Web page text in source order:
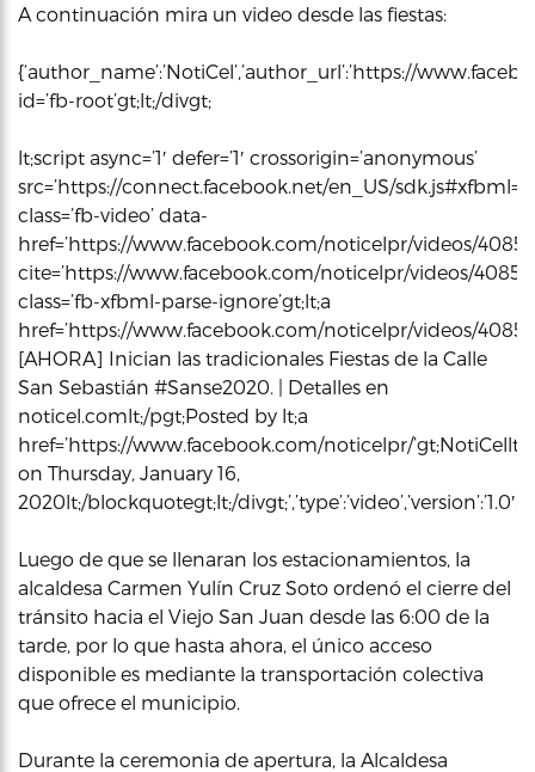
A continuación mira un video desde las fiestas:
{‘author_name’:’NotiCel’,’author_url’:’https://
id=’fb-root’gt;lt;/divgt;
lt;script async=’1′ defer=’1′ crossorigin=’anonymous’
src=’https://connect.facebook.net/en_US/
class=’fb-video’ data-
href=’https://www.facebook.com/noticelpr/videos/
cite=’https://www.facebook.com/noticelpr/videos/
class=’fb-xfbml-parse-ignore’gt;lt;a
href=’https://www.facebook.com/noticelpr/videos/
[AHORA] Inician las tradicionales Fiestas de la Calle
San Sebastián #Sanse2020. | Detalles en
noticel.comlt;/pgt;Posted by lt;a
href=’https://www.facebook.com/noticelpr/’gt;NotiCellt;/
on Thursday, January 16,
2020lt;/blockquotegt;lt;/
Luego de que se llenaran los estacionamientos, la
alcaldesa Carmen Yulín Cruz Soto ordenó el cierre del
tránsito hacia el Viejo San Juan desde las 6:00 de la
tarde, por lo que hasta ahora, el único acceso
disponible es mediante la transportación colectiva
que ofrece el municipio.
Durante la ceremonia de apertura, la Alcaldesa